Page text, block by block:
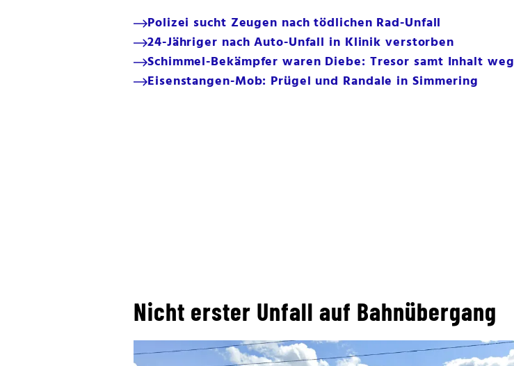
Polizei sucht Zeugen nach tödlichen Rad-Unfall
24-Jähriger nach Auto-Unfall in Klinik verstorben
Schimmel-Bekämpfer waren Diebe: Tresor samt Inhalt weg
Eisenstangen-Mob: Prügel und Randale in Simmering
Nicht erster Unfall auf Bahnübergang